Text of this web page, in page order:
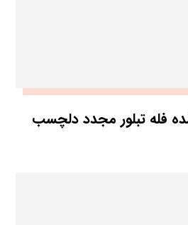
فله تبلور مجدد دلچسب